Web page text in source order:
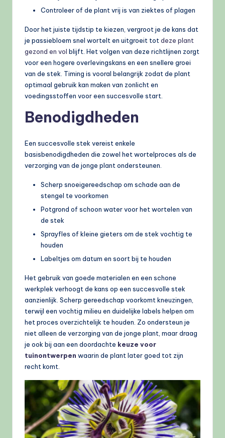
Controleer of de plant vrij is van ziektes of plagen
Door het juiste tijdstip te kiezen, vergroot je de kans dat
je passiebloem snel wortelt en uitgroeit tot deze plant
gezond en vol blijft. Het volgen van deze richtlijnen zorgt
voor een hogere overlevingskans en een snellere groei
van de stek. Timing is vooral belangrijk zodat de plant
optimaal gebruik kan maken van zonlicht en
voedingsstoffen voor een succesvolle start.
Benodigdheden
Een succesvolle stek vereist enkele
basisbenodigdheden die zowel het wortelproces als de
verzorging van de jonge plant ondersteunen.
Scherp snoeigereedschap om schade aan de
stengel te voorkomen
Potgrond of schoon water voor het wortelen van
de stek
Sprayfles of kleine gieters om de stek vochtig te
houden
Labeltjes om datum en soort bij te houden
Het gebruik van goede materialen en een schone
werkplek verhoogt de kans op een succesvolle stek
aanzienlijk. Scherp gereedschap voorkomt kneuzingen,
terwijl een vochtig milieu en duidelijke labels helpen om
het proces overzichtelijk te houden. Zo ondersteun je
niet alleen de verzorging van de jonge plant, maar draag
je ook bij aan een doordachte keuze voor
tuinontwerpen waarin de plant later goed tot zijn
recht komt.